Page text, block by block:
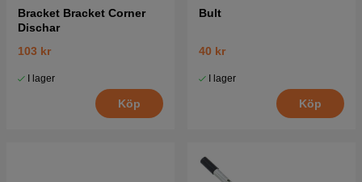
Bracket Bracket Corner
Dischar
103 kr
I lager
Köp
Bult
40 kr
I lager
Köp